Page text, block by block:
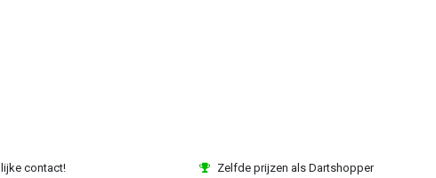
contact! Zelfde prijzen als Dartshopper